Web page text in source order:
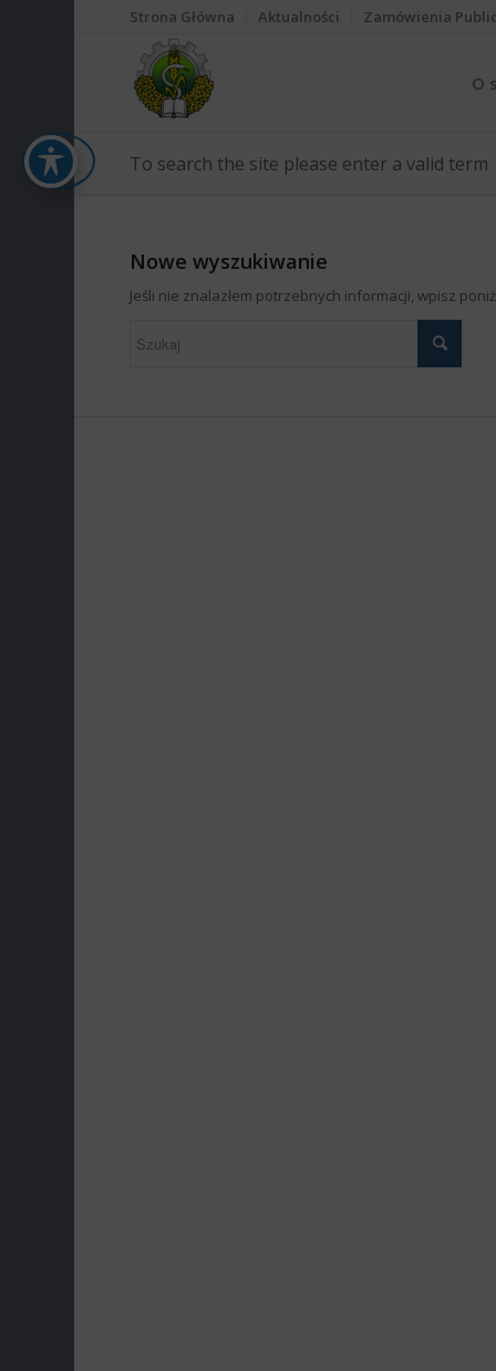
Strona Główna Aktualności Zamówienia
O
To search the site please enter a valid term
Nowe wyszukiwanie
Jeśli nie znalazłem potrzebnych informacji, wpisz